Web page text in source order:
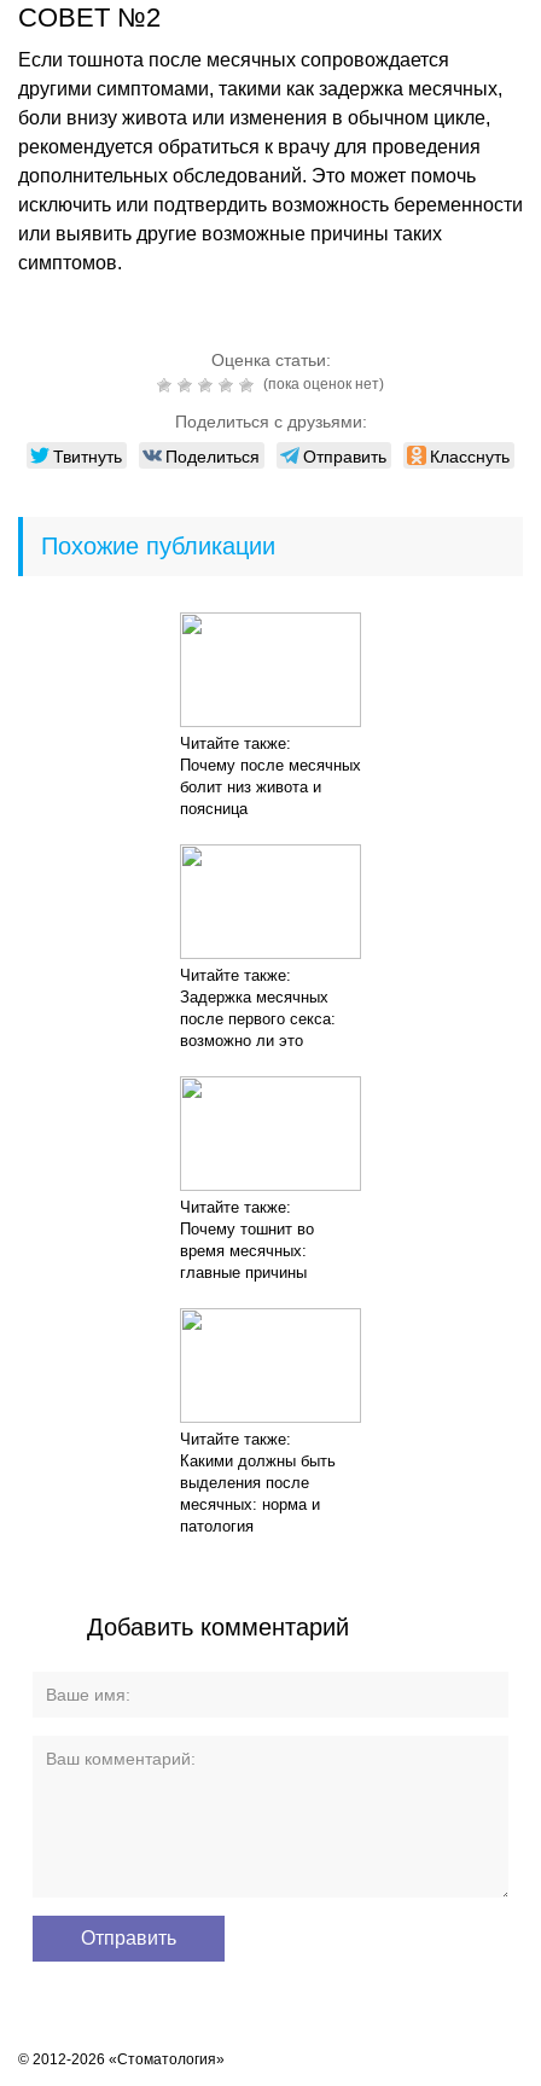
СОВЕТ №2
Если тошнота после месячных сопровождается
другими симптомами, такими как задержка месячных,
боли внизу живота или изменения в обычном цикле,
рекомендуется обратиться к врачу для проведения
дополнительных обследований. Это может помочь
исключить или подтвердить возможность беременности
или выявить другие возможные причины таких
симптомов.
Оценка статьи:
(пока оценок нет)
Поделиться с друзьями:
Твитнуть Поделиться Отправить Класснуть
Похожие публикации
Читайте также:
Почему после месячных
болит низ живота и
поясница
Читайте также:
Задержка месячных
после первого секса:
возможно ли это
Читайте также:
Почему тошнит во
время месячных:
главные причины
Читайте также:
Какими должны быть
выделения после
месячных: норма и
патология
Добавить комментарий
© 2012-2026 «Стоматология»